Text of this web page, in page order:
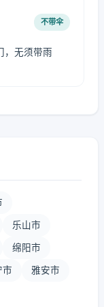
不带伞
，无须带雨
乐山市
绵阳市
市 雅安市